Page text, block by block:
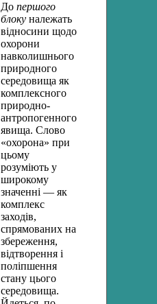
До першого
блоку належать
відносини щодо
охорони
навколиш­нього
природного
середовища як
комплексного
природно-
антро­погенного
явища. Слово
«охорона» при
цьому
розуміють у
широ­кому
значенні — як
комплекс
заходів,
спрямованих на
збережен­ня,
відтворення і
поліпшення
стану цього
середовища.